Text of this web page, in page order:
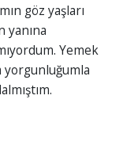
göz yaşları
yanına
Yemek
yorgunluğumla